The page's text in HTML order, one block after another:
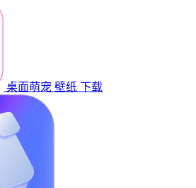
桌面萌宠 壁纸 下载